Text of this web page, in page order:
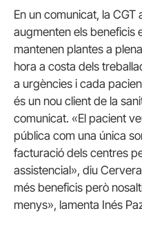
En un comunicat, la
augmenten els beneficis
mantenen plantes a
hora a costa dels
a urgències i cada
és un nou client de la
comunicat. «El pacient
pública com una única
facturació dels centres
assistencial», diu
més beneficis però
menys», lamenta Inés